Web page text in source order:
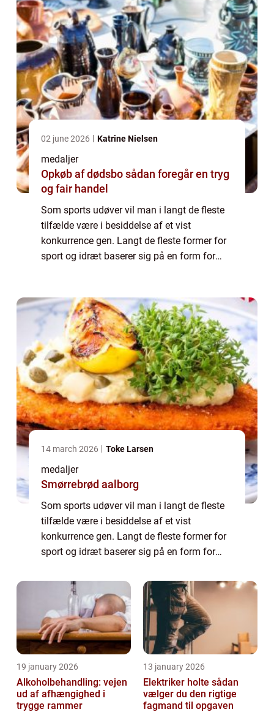
02 june 2026 Katrine Nielsen
medaljer
Opkøb af dødsbo sådan foregår en tryg
og fair handel
Som sports udøver vil man i langt de fleste
tilfælde være i besiddelse af et vist
konkurrence gen. Langt de fleste former for
sport og idræt baserer sig på en form for
14 march 2026 Toke Larsen
medaljer
Smørrebrød aalborg
Som sports udøver vil man i langt de fleste
tilfælde være i besiddelse af et vist
konkurrence gen. Langt de fleste former for
sport og idræt baserer sig på en form for
hvem der kan ...
19 january 2026
Alkoholbehandling: vejen
ud af afhængighed i
trygge rammer
13 january 2026
Elektriker holte sådan
vælger du den rigtige
fagmand til opgaven